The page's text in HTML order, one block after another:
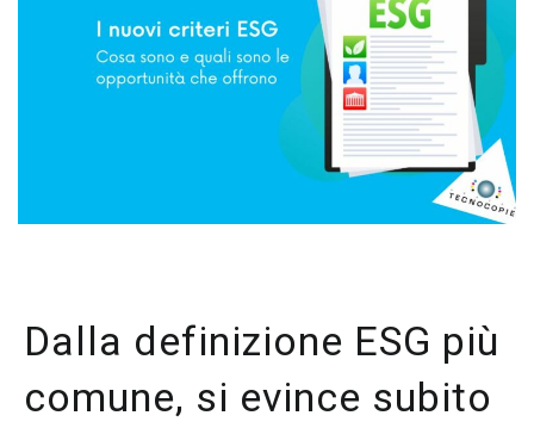
Dalla definizione ESG più
comune, si evince subito